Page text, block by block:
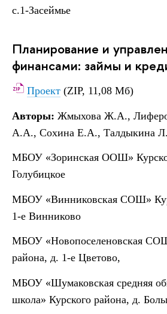
с.1-Засеймье
Планирование и
финансами: займы и
Проект (ZIP, 11,08 Мб)
Авторы: Жмыхова Ж.А.,
А.А., Сохина Е.А., Талдыкина
МБОУ «Зоринская ООШ»
Голубицкое
МБОУ «Винниковская СОШ»
1-е Винниково
МБОУ «Новопоселеновская
района, д. 1-е Цветово,
МБОУ «Шумаковская средняя
школа» Курского района, д.